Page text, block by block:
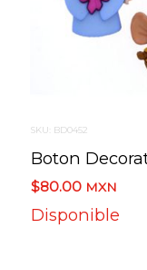
SKU: BD0452
$80.00 MXN
Disponible